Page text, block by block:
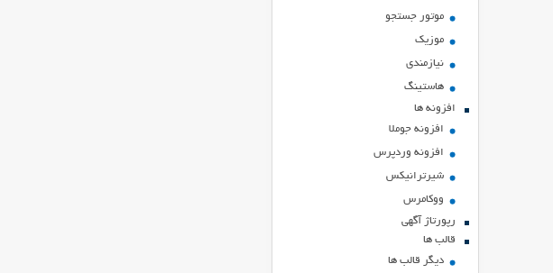
موتور جستجو
موزیک
نیازمندی
هاستينگ
افزونه ها
افزونه جوملا
افزونه وردپرس
شیرترانیکس
ووکامرس
رپورتاژ آگهی
قالب ها
دیگر قالب ها